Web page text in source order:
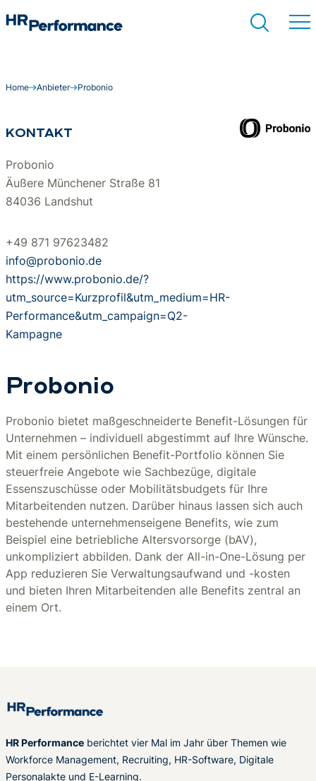
Home Anbieter Probonio
Probonio
Probonio bietet maßgeschneiderte Benefit-Lösungen für
Unternehmen – individuell abgestimmt auf Ihre Wünsche.
Mit einem persönlichen Benefit-Portfolio können Sie
steuerfreie Angebote wie Sachbezüge, digitale
Essenszuschüsse oder Mobilitätsbudgets für Ihre
Mitarbeitenden nutzen. Darüber hinaus lassen sich auch
bestehende unternehmenseigene Benefits, wie zum
Beispiel eine betriebliche Altersvorsorge (bAV),
unkompliziert abbilden. Dank der All-in-One-Lösung per
App reduzieren Sie Verwaltungsaufwand und -kosten
und bieten Ihren Mitarbeitenden alle Benefits zentral an
einem Ort.
KONTAKT
Probonio
Äußere Münchener Straße 81
84036 Landshut
+49 871 97623482
info@probonio.de
https://www.probonio.de/?
utm_source=Kurzprofil&utm_medium=HR-
Performance&utm_campaign=Q2-
Kampagne
HR Performance berichtet vier Mal im Jahr über Themen wie
Workforce Management, Recruiting, HR-Software, Digitale
Personalakte und E-Learning.